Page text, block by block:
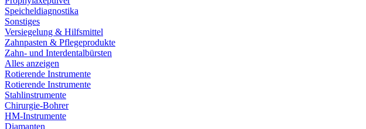
Speicheldiagnostika
Sonstiges
Versiegelung & Hilfsmittel
Zahnpasten & Pflegeprodukte
Zahn- und Interdentalbürsten
Alles anzeigen
Rotierende Instrumente
Rotierende Instrumente
Stahlinstrumente
Chirurgie-Bohrer
HM-Instrumente
Diamanten